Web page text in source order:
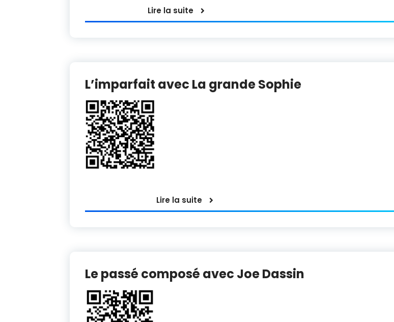
Lire la suite
L’imparfait avec La grande Sophie
Lire la suite
Le passé composé avec Joe Dassin